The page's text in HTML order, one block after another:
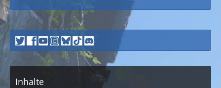
Inhalte